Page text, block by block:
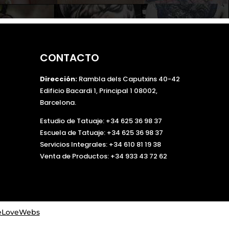
o
d
j
a
e
s
CONTACTO
Dirección: Rambla dels Caputxins 40-42
Edificio Bacardi 1, Principal 1 08002,
Barcelona.
Estudio de Tatuaje: +34 625 36 98 37
Escuela de Tatuaje: +34 625 36 98 37
Servicios Integrales: +34 610 81 19 38
Venta de Productos: +34 933 43 72 62